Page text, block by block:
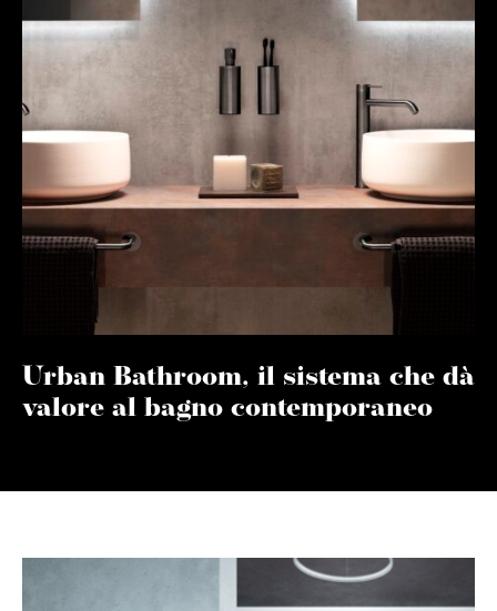
Urban Bathroom, il sistema che dà
valore al bagno contemporaneo